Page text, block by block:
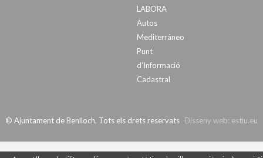
LABORA
Autos
Mediterráneo
Punt
d’Informació
Cadastral
Disseny web: estiu.eu
© Ajuntament de Benlloch. Tots els drets reservats